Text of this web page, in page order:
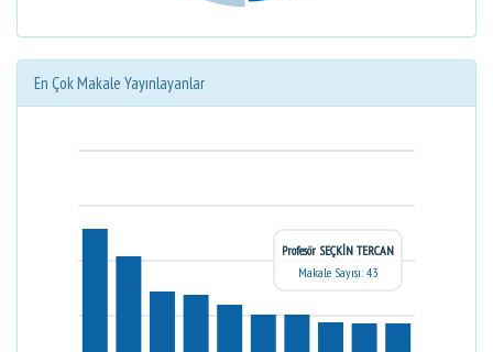
En Çok Makale Yayınlayanlar
Profesör SEÇKİN TERCAN
Makale Sayısı: 43